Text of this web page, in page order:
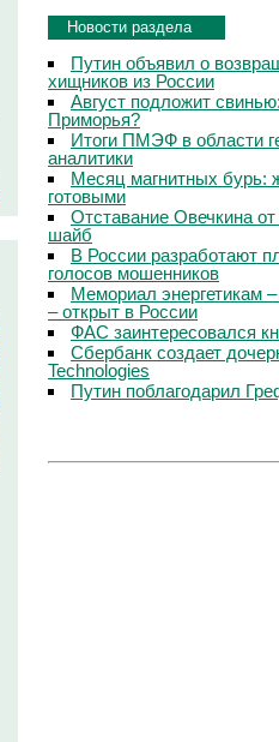
Новости раздела
Путин объявил о
хищников из России
Август подложит
Приморья?
Итоги ПМЭФ в области
аналитики
Месяц магнитных бурь:
готовыми
Отставание Овечкина
шайб
В России разработают
голосов мошенников
Мемориал энергетикам
– открыт в России
ФАС заинтересовался
Сбербанк создает
Technologies
Путин поблагодарил